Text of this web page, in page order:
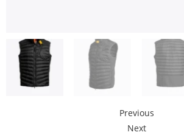
Previous
Next